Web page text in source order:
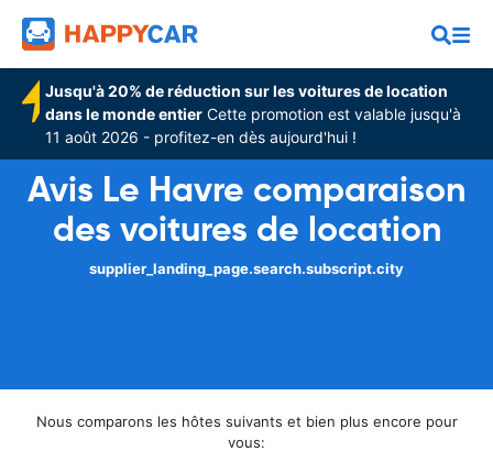
Jusqu'à 20% de réduction sur les voitures de location
dans le monde entier Cette promotion est valable jusqu'à
11 août 2026 - profitez-en dès aujourd'hui !
Avis Le Havre comparaison
des voitures de location
supplier_landing_page.search.subscript.city
Nous comparons les hôtes suivants et bien plus encore pour
vous: